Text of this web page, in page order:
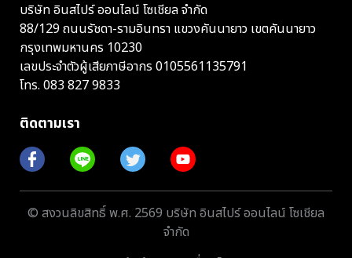
บริษัท อินสไปร์ ออนไลน์ โซเชียล จำกัด
88/129 ถนนรัชดา-รามอินทรา แขวงคันนายาว เขตคันนายาว
กรุงเทพมหานคร 10230
เลขประจำตัวผู้เสียภาษีอากร 0105561135791
โทร. 083 827 9833
ติดตามเรา
© สงวนลิขสิทธิ์ พ.ศ. 2569 บริษัท อินสไปร์ ออนไลน์ โซเชียล
จำกัด